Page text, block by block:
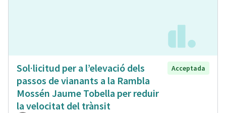
Sol·licitud per a l’elevació dels
passos de vianants a la Rambla
Mossén Jaume Tobella per reduir
la velocitat del trànsit
Acceptada